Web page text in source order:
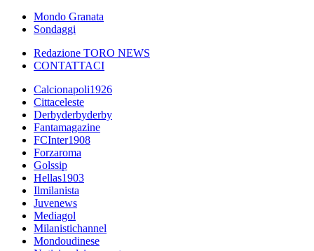
Mondo Granata
Sondaggi
Redazione TORO NEWS
CONTATTACI
Calcionapoli1926
Cittaceleste
Derbyderbyderby
Fantamagazine
FCInter1908
Forzaroma
Golssip
Hellas1903
Ilmilanista
Juvenews
Mediagol
Milanistichannel
Mondoudinese